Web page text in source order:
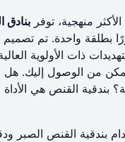
منهجية، توفر بنادق
بطلقة واحدة. تم تصميم
ذات الأولوية
من الوصول إليك.
بندقية القنص هي الأداة
بندقية القنص الصبر